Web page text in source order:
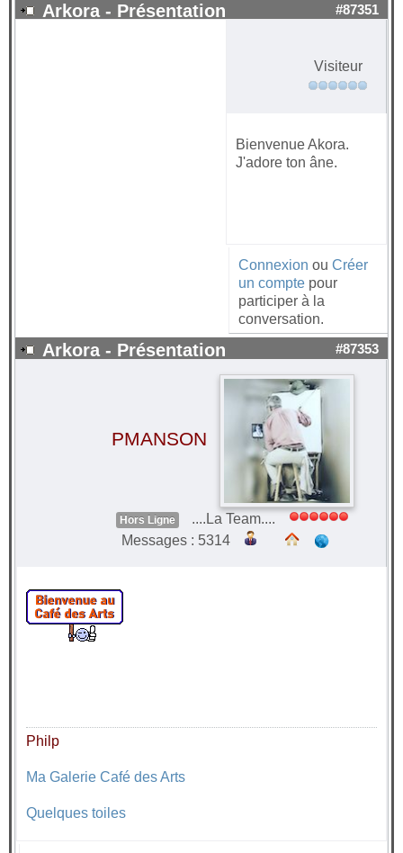
Arkora - Présentation #87351
Visiteur
Bienvenue Akora.
J'adore ton âne.
Connexion ou Créer
un compte pour
participer à la
conversation.
Arkora - Présentation #87353
PMANSON
Hors Ligne
....La Team....
Messages : 5314
Philp
Ma Galerie Café des Arts
Quelques toiles